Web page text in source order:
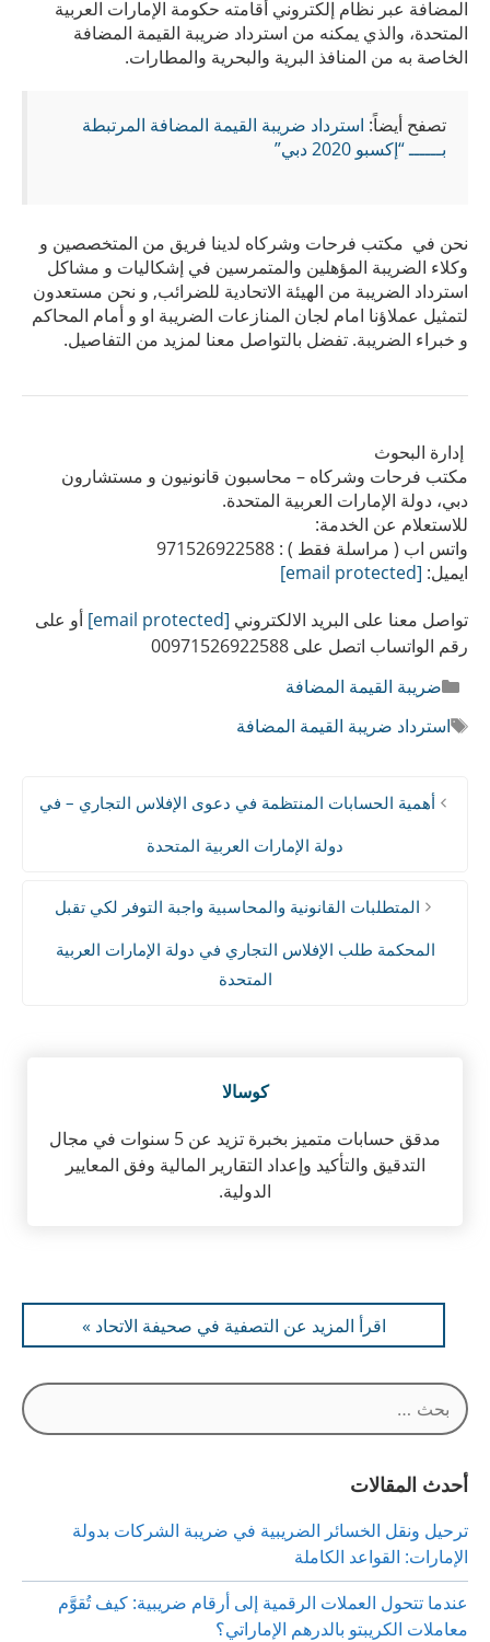
المضافة عبر نظام إلكتروني أقامته حكومة الإمارات العربية
المتحدة، والذي يمكنه من استرداد ضريبة القيمة المضافة
الخاصة به من المنافذ البرية والبحرية والمطارات.
تصفح أيضاً: استرداد ضريبة القيمة المضافة المرتبطة
بــــــ “إكسبو 2020 دبي”
نحن في مكتب فرحات وشركاه لدينا فريق من المتخصصين و
وكلاء الضريبة المؤهلين والمتمرسين في إشكاليات و مشاكل
استرداد الضريبة من الهيئة الاتحادية للضرائب, و نحن مستعدون
لتمثيل عملاؤنا امام لجان المنازعات الضريبة او و أمام المحاكم
و خبراء الضريبة. تفضل بالتواصل معنا لمزيد من التفاصيل.
إدارة البحوث
مكتب فرحات وشركاه – محاسبون قانونيون و مستشارون
دبي، دولة الإمارات العربية المتحدة.
للاستعلام عن الخدمة:
واتس اب ( مراسلة فقط ) : 971526922588
ايميل: [email protected]
تواصل معنا على البريد الالكتروني [email protected]
أو على
رقم الواتساب اتصل على 00971526922588
التصنيفات
ضريبة القيمة المضافة
الوسوم
استرداد ضريبة القيمة المضافة
أهمية الحسابات المنتظمة في دعوى الإفلاس التجاري – في
دولة الإمارات العربية المتحدة
المتطلبات القانونية والمحاسبية واجبة التوفر لكي تقبل
المحكمة طلب الإفلاس التجاري في دولة الإمارات العربية
المتحدة
كوسالا
مدقق حسابات متميز بخبرة تزيد عن 5 سنوات في مجال
التدقيق والتأكيد وإعداد التقارير المالية وفق المعايير
الدولية.
اقرأ المزيد عن التصفية في صحيفة الاتحاد »
البحث
عن:
أحدث المقالات
ترحيل ونقل الخسائر الضريبية في ضريبة الشركات بدولة
الإمارات: القواعد الكاملة
عندما تتحول العملات الرقمية إلى أرقام ضريبية: كيف تُقوَّم
معاملات الكريبتو بالدرهم الإماراتي؟